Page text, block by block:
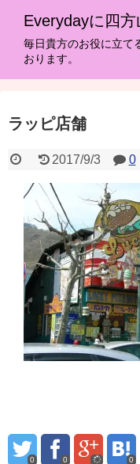
Everydayに四方
毎日貴方のお役に立て
おります。
ラッピ店舗
2017/9/3 0
0 0 0